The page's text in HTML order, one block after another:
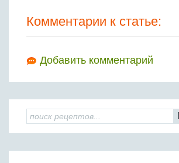
Комментарии к статье:
Добавить комментарий